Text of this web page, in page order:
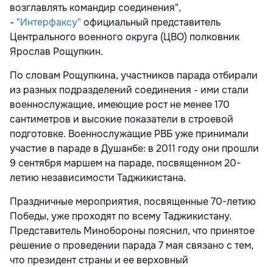
возглавлять командир соединения",
- "Интерфаксу" официальный представитель
Центрального военного округа (ЦВО) полковник
Ярослав Рощупкин.
По словам Рощупкина, участников парада отбирали
из разных подразделений соединения - ими стали
военнослужащие, имеющие рост не менее 170
сантиметров и высокие показатели в строевой
подготовке. Военнослужащие РВБ уже принимали
участие в параде в Душанбе: в 2011 году они прошли
9 сентября маршем на параде, посвященном 20-
летию независимости Таджикистана.
Праздничные мероприятия, посвященные 70-летию
Победы, уже проходят по всему Таджикистану.
Представитель Минобороны пояснил, что принятое
решение о проведении парада 7 мая связано с тем,
что президент страны и ее верховный